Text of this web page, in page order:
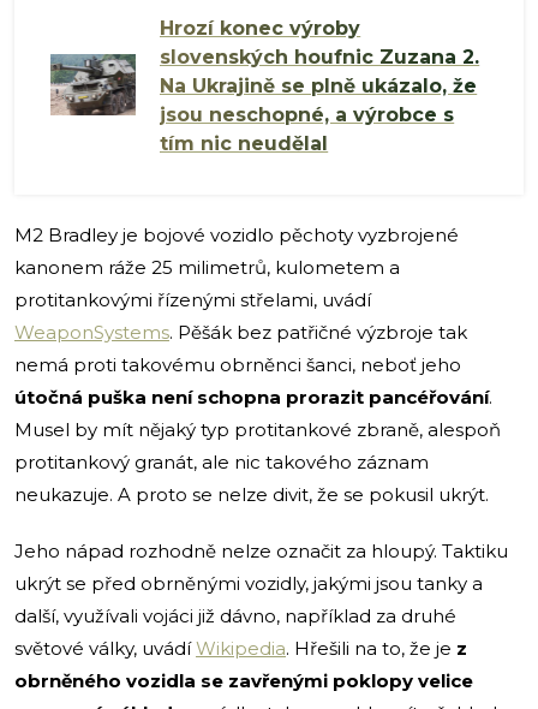
Hrozí konec výroby
slovenských houfnic Zuzana 2.
Na Ukrajině se plně ukázalo, že
jsou neschopné, a výrobce s
tím nic neudělal
M2 Bradley je bojové vozidlo pěchoty vyzbrojené
kanonem ráže 25 milimetrů, kulometem a
protitankovými řízenými střelami, uvádí
WeaponSystems. Pěšák bez patřičné výzbroje tak
nemá proti takovému obrněnci šanci, neboť jeho
útočná puška není schopna prorazit pancéřování.
Musel by mít nějaký typ protitankové zbraně, alespoň
protitankový granát, ale nic takového záznam
neukazuje. A proto se nelze divit, že se pokusil ukrýt.
Jeho nápad rozhodně nelze označit za hloupý. Taktiku
ukrýt se před obrněnými vozidly, jakými jsou tanky a
další, využívali vojáci již dávno, například za druhé
světové války, uvádíWikipedia. Hřešili na to, že je z
obrněného vozidla se zavřenými poklopy velice